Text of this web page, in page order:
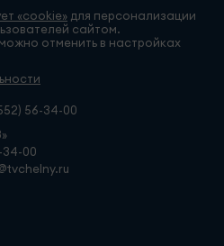
«cookie» для персонализации
сайтом.
отменить в настройках
56-34-00
00